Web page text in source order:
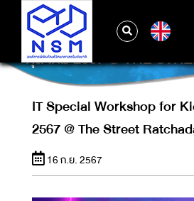
IT SPECIAL WORKSHOP
ตุลาคม 2567 @ THE
IT Special Workshop for
2567 @ The Street
16 ก.ย. 2567